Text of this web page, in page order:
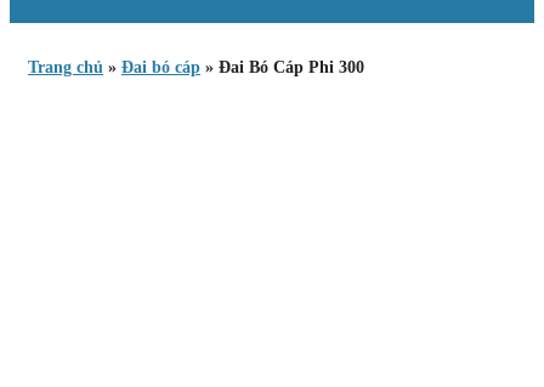
Trang chủ » Đai bó cáp » Đai Bó Cáp Phi 300